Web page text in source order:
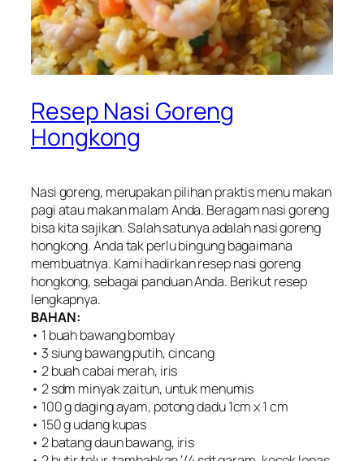
Resep Nasi Goreng
Hongkong
Nasi goreng, merupakan pilihan praktis menu makan
pagi atau makan malam Anda. Beragam nasi goreng
bisa kita sajikan. Salah satunya adalah nasi goreng
hongkong. Anda tak perlu bingung bagaimana
membuatnya. Kami hadirkan resep nasi goreng
hongkong, sebagai panduan Anda. Berikut resep
lengkapnya.
BAHAN:
• 1 buah bawang bombay
• 3 siung bawang putih, cincang
• 2 buah cabai merah, iris
• 2 sdm minyak zaitun, untuk menumis
• 100 g daging ayam, potong dadu 1cm x 1 cm
• 150 g udang kupas
• 2 batang daun bawang, iris